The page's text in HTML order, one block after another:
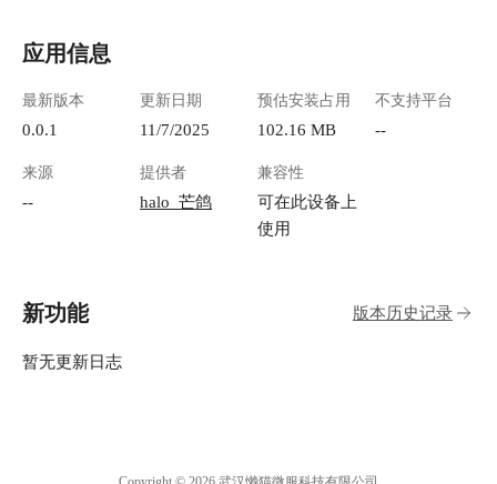
应用信息
最新版本
0.0.1
更新日期
11/7/2025
预估安装占用
102.16 MB
不支持平台
--
来源
--
提供者
halo_芒鸽
兼容性
可在此设备上
使用
新功能 版本历史记录
暂无更新日志